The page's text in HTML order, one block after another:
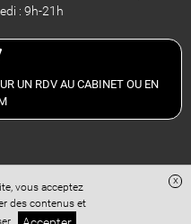
: 9h-21h
UN RDV AU CABINET OU EN
Avocat
Conditions Générales de Vente
vous acceptez
des contenus et
x